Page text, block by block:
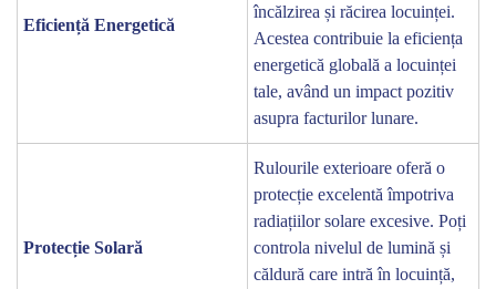
Eficiență Energetică
încălzirea și răcirea locuinței.
Acestea contribuie la eficiența
energetică globală a locuinței
tale, având un impact pozitiv
asupra facturilor lunare.
Protecție Solară
Rulourile exterioare oferă o
protecție excelentă împotriva
radiațiilor solare excesive. Poți
controla nivelul de lumină și
căldură care intră în locuință,
Închide